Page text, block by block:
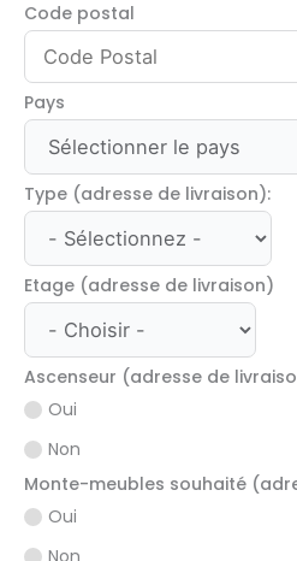
Code postal
Pays
Type (adresse de livraison):
Etage (adresse de livraison)
Ascenseur (adresse de
Oui
Non
Monte-meubles souhaité
Oui